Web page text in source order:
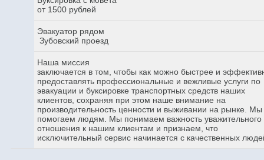
от 1500 рублей
Эвакуатор рядом
Зубовский проезд
Наша миссия
заключается в том, чтобы как можно быстрее и
предоставлять профессиональные и вежливые услуги по
эвакуации и буксировке транспортных средств наших
клиентов, сохраняя при этом наше внимание на
производительность ценности и выживании на рынке. Мы
помогаем людям. Мы понимаем важность уважительного
отношения к нашим клиентам и признаем, что
исключительный сервис начинается с качественных